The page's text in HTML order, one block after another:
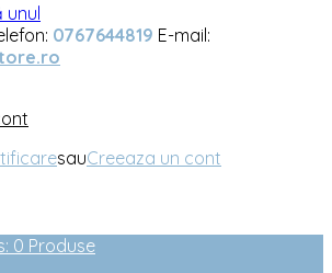
unul
0767644819 E-mail:
sauCreeaza un cont
: 0 Produse